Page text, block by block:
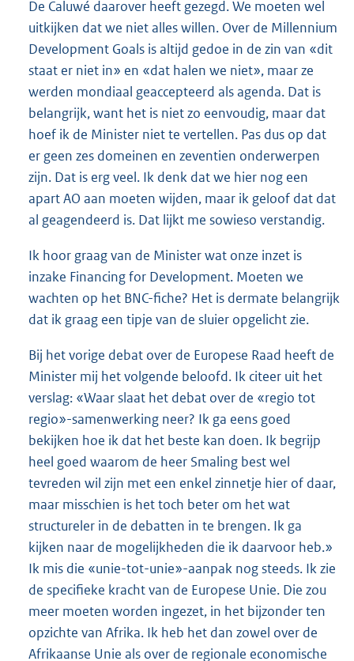
De Caluwé daarover heeft gezegd. We moeten wel
uitkijken dat we niet alles willen. Over de Millennium
Development Goals is altijd gedoe in de zin van «dit
staat er niet in» en «dat halen we niet», maar ze
werden mondiaal geaccepteerd als agenda. Dat is
belangrijk, want het is niet zo eenvoudig, maar dat
hoef ik de Minister niet te vertellen. Pas dus op dat
er geen zes domeinen en zeventien onderwerpen
zijn. Dat is erg veel. Ik denk dat we hier nog een
apart AO aan moeten wijden, maar ik geloof dat dat
al geagendeerd is. Dat lijkt me sowieso verstandig.
Ik hoor graag van de Minister wat onze inzet is
inzake Financing for Development. Moeten we
wachten op het BNC-fiche? Het is dermate belangrijk
dat ik graag een tipje van de sluier opgelicht zie.
Bij het vorige debat over de Europese Raad heeft de
Minister mij het volgende beloofd. Ik citeer uit het
verslag: «Waar slaat het debat over de «regio tot
regio»-samenwerking neer? Ik ga eens goed
bekijken hoe ik dat het beste kan doen. Ik begrijp
heel goed waarom de heer Smaling best wel
tevreden wil zijn met een enkel zinnetje hier of daar,
maar misschien is het toch beter om het wat
structureler in de debatten in te brengen. Ik ga
kijken naar de mogelijkheden die ik daarvoor heb.»
Ik mis die «unie-tot-unie»-aanpak nog steeds. Ik zie
de specifieke kracht van de Europese Unie. Die zou
meer moeten worden ingezet, in het bijzonder ten
opzichte van Afrika. Ik heb het dan zowel over de
Afrikaanse Unie als over de regionale economische